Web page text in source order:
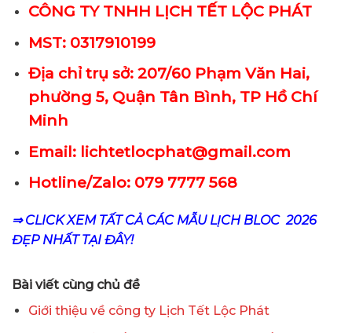
CÔNG TY TNHH LỊCH TẾT LỘC PHÁT
MST: 0317910199
Địa chỉ trụ sở: 207/60 Phạm Văn Hai,
phường 5, Quận Tân Bình, TP Hồ Chí
Minh
Email: lichtetlocphat@gmail.com
Hotline/Zalo: 079 7777 568
⇒ CLICK XEM TẤT CẢ CÁC MẪU LỊCH BLOC 2026
ĐẸP NHẤT TẠI ĐÂY!
Bài viết cùng chủ đề
Giới thiệu về công ty Lịch Tết Lộc Phát